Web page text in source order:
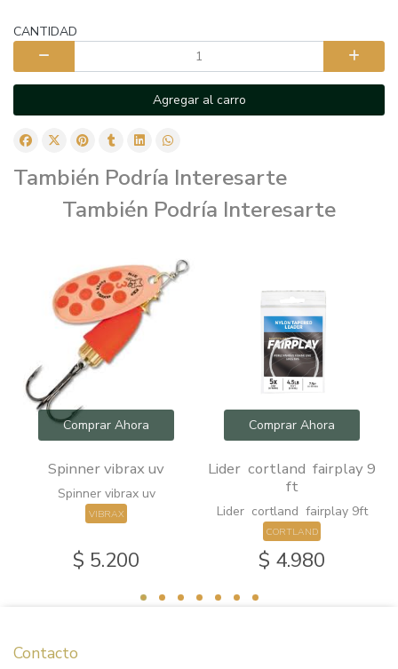
CANTIDAD
Agregar al carro
También Podría Interesarte
También Podría Interesarte
Comprar Ahora
Spinner vibrax uv
Spinner vibrax uv
VIBRAX
$ 5.200
Comprar Ahora
Lider cortland fairplay 9
ft
Lider cortland fairplay 9ft
CORTLAND
$ 4.980
Contacto